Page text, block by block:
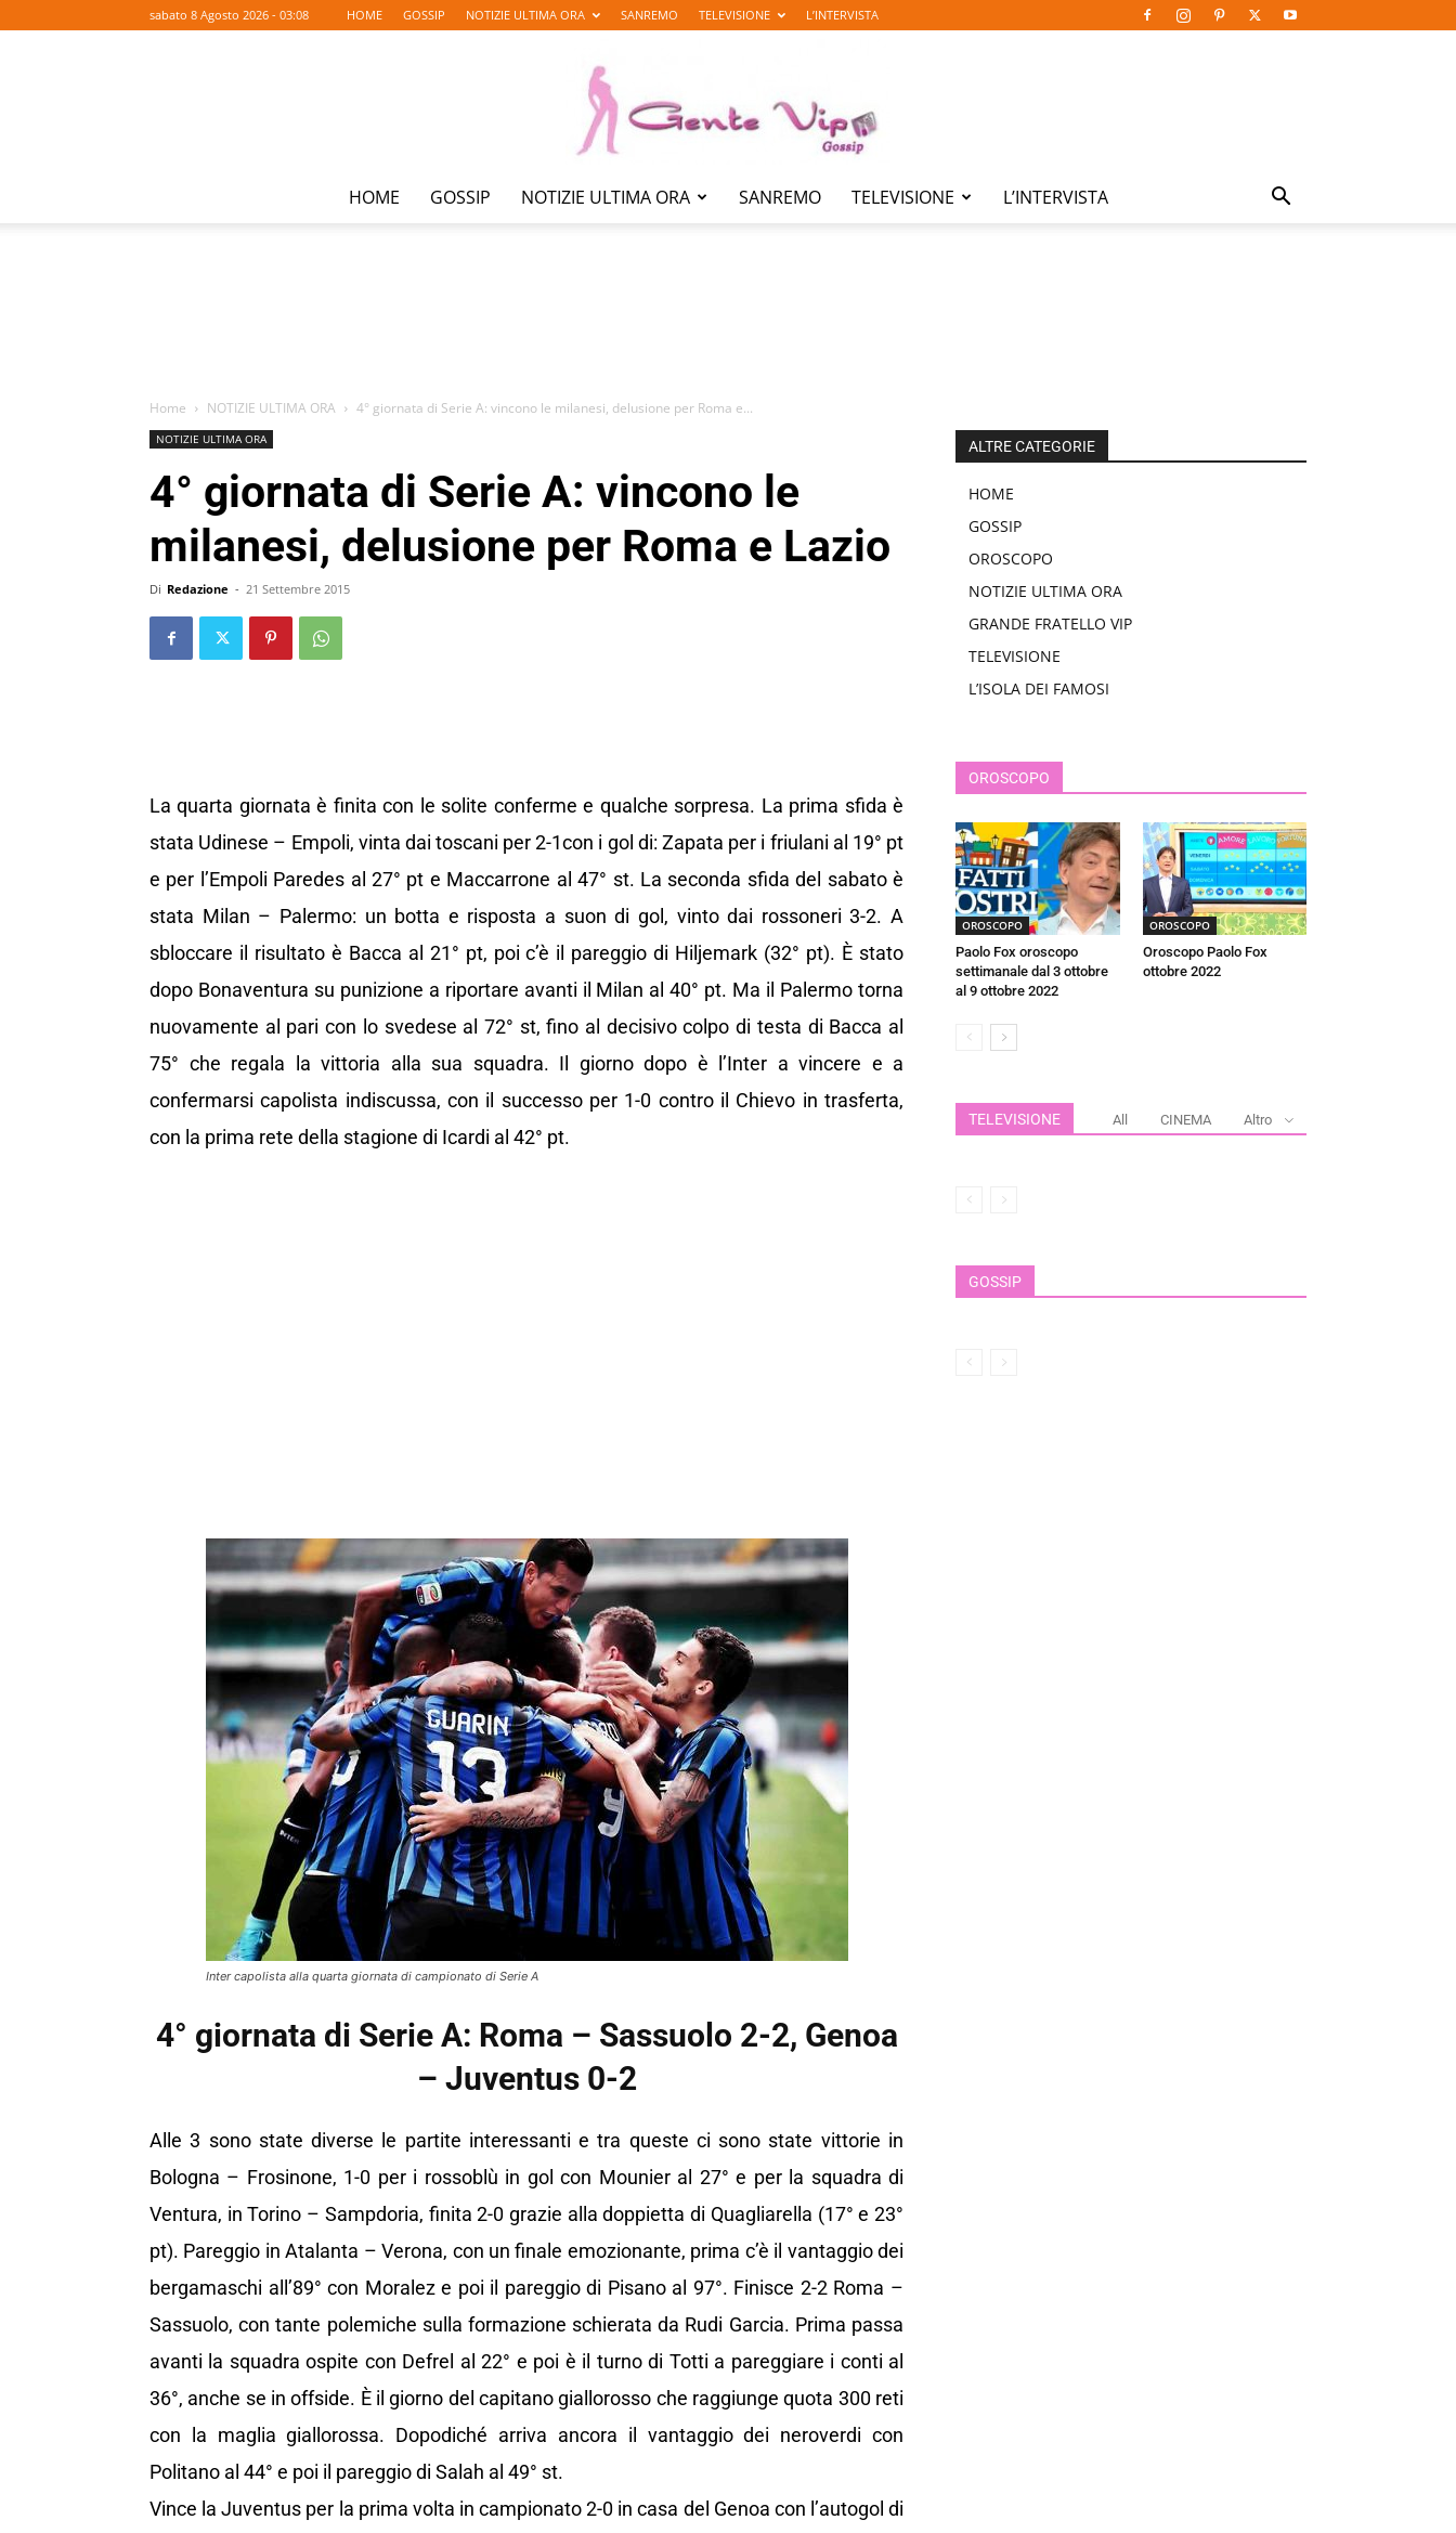
sabato 8 Agosto 2026 - 03:08 HOME GOSSIP NOTIZIE ULTIMA ORA SANREMO TELEVISIONE L’INTERVISTA
HOME GOSSIP NOTIZIE ULTIMA ORA SANREMO TELEVISIONE L’INTERVISTA
Home NOTIZIE ULTIMA ORA 4° giornata di Serie A: vincono le milanesi, delusione per Roma e...
NOTIZIE ULTIMA ORA
4° giornata di Serie A: vincono le
milanesi, delusione per Roma e Lazio
Di Redazione - 21 Settembre 2015
La quarta giornata è finita con le solite conferme e qualche sorpresa. La prima sfida è
stata Udinese – Empoli, vinta dai toscani per 2-1con i gol di: Zapata per i friulani al 19° pt
e per l’Empoli Paredes al 27° pt e Maccarrone al 47° st. La seconda sfida del sabato è
stata Milan – Palermo: un botta e risposta a suon di gol, vinto dai rossoneri 3-2. A
sbloccare il risultato è Bacca al 21° pt, poi c’è il pareggio di Hiljemark (32° pt). È stato
dopo Bonaventura su punizione a riportare avanti il Milan al 40° pt. Ma il Palermo torna
nuovamente al pari con lo svedese al 72° st, fino al decisivo colpo di testa di Bacca al
75° che regala la vittoria alla sua squadra. Il giorno dopo è l’Inter a vincere e a
confermarsi capolista indiscussa, con il successo per 1-0 contro il Chievo in trasferta,
con la prima rete della stagione di Icardi al 42° pt.
Inter capolista alla quarta giornata di campionato di Serie A
4° giornata di Serie A: Roma – Sassuolo 2-2, Genoa
– Juventus 0-2
Alle 3 sono state diverse le partite interessanti e tra queste ci sono state vittorie in
Bologna – Frosinone, 1-0 per i rossoblù in gol con Mounier al 27° e per la squadra di
Ventura, in Torino – Sampdoria, finita 2-0 grazie alla doppietta di Quagliarella (17° e 23°
pt). Pareggio in Atalanta – Verona, con un finale emozionante, prima c’è il vantaggio dei
bergamaschi all’89° con Moralez e poi il pareggio di Pisano al 97°. Finisce 2-2 Roma –
Sassuolo, con tante polemiche sulla formazione schierata da Rudi Garcia. Prima passa
avanti la squadra ospite con Defrel al 22° e poi è il turno di Totti a pareggiare i conti al
36°, anche se in offside. È il giorno del capitano giallorosso che raggiunge quota 300 reti
con la maglia giallorossa. Dopodiché arriva ancora il vantaggio dei neroverdi con
Politano al 44° e poi il pareggio di Salah al 49° st.
Vince la Juventus per la prima volta in campionato 2-0 in casa del Genoa con l’autogol di
ALTRE CATEGORIE
HOME
GOSSIP
OROSCOPO
NOTIZIE ULTIMA ORA
GRANDE FRATELLO VIP
TELEVISIONE
L’ISOLA DEI FAMOSI
OROSCOPO
OROSCOPO
Paolo Fox oroscopo
settimanale dal 3 ottobre
al 9 ottobre 2022
OROSCOPO
Oroscopo Paolo Fox
ottobre 2022
TELEVISIONE All CINEMA Altro
GOSSIP